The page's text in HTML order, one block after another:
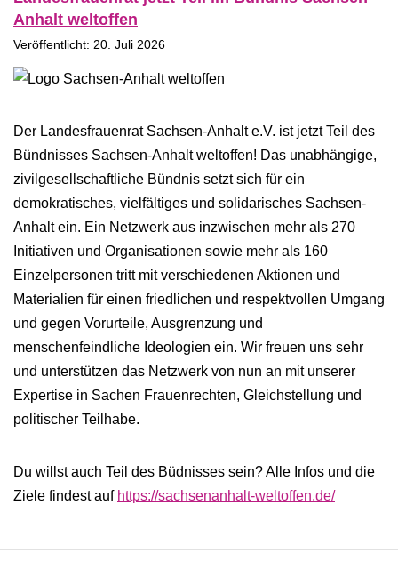
Anhalt weltoffen
Veröffentlicht: 20. Juli 2026
Der Landesfrauenrat Sachsen-Anhalt e.V. ist jetzt Teil des
Bündnisses Sachsen-Anhalt weltoffen! Das unabhängige,
zivilgesellschaftliche Bündnis setzt sich für ein
demokratisches, vielfältiges und solidarisches Sachsen-
Anhalt ein. Ein Netzwerk aus inzwischen mehr als 270
Initiativen und Organisationen sowie mehr als 160
Einzelpersonen tritt mit verschiedenen Aktionen und
Materialien für einen friedlichen und respektvollen Umgang
und gegen Vorurteile, Ausgrenzung und
menschenfeindliche Ideologien ein. Wir freuen uns sehr
und unterstützen das Netzwerk von nun an mit unserer
Expertise in Sachen Frauenrechten, Gleichstellung und
politischer Teilhabe.
Du willst auch Teil des Büdnisses sein? Alle Infos und die
Ziele findest auf https://sachsenanhalt-weltoffen.de/